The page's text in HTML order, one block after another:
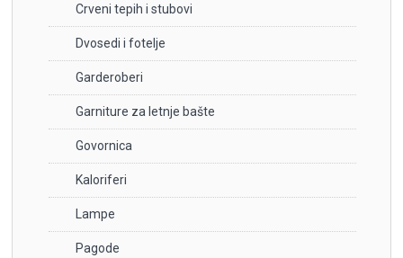
Crveni tepih i stubovi
Dvosedi i fotelje
Garderoberi
Garniture za letnje bašte
Govornica
Kaloriferi
Lampe
Pagode